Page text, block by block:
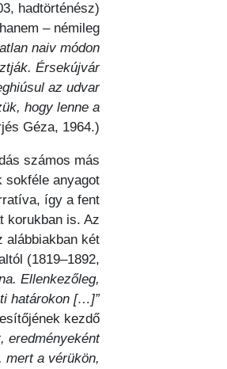
hadtörténész)
– némileg
naiv módon
Érsekújvár
az udvar
hogy lenne a
Géza, 1964.)
számos más
sokféle anyagot
így a fent
korukban is. Az
alábbiakban két
(1819–1892,
Ellenkezőleg,
határokon […]”
kezdő
eredményeként
mert a vérükön,